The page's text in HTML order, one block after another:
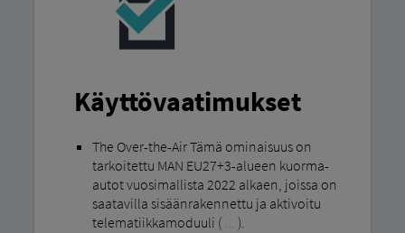
Käyttövaatimukset
The Over-the-Air Tämä ominaisuus on
tarkoitettu MAN EU27+3-alueen kuorma-
autot vuosimallista 2022 alkaen, joissa on
saatavilla sisäänrakennettu ja aktivoitu
telematiikkamoduuli ( ... ).